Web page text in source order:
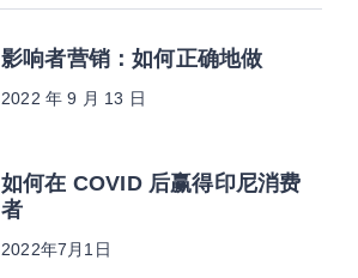
影响者营销：如何正确地做
2022 年 9 月 13 日
如何在 COVID 后赢得印尼消费
者
2022年7月1日